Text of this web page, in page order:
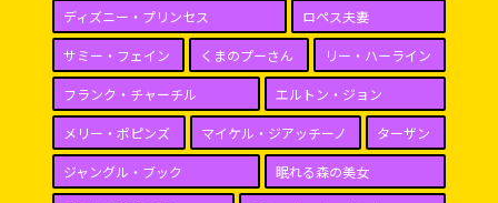
ディズニー・プリンセス ロペス夫妻
サミー・フェイン くまのプーさん リー・ハーライン
フランク・チャーチル エルトン・ジョン
メリー・ポピンズ マイケル・ジアッチーノ ターザン
ジャングル・ブック 眠れる森の美女